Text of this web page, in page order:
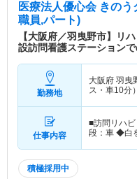
医療法人優心会 きのう
職員,パート)
【大阪府／羽曳野市】リ
設訪問看護ステーション
勤務地
大阪府 羽曳
ス・車10分）
仕事内容
■訪問リハ
段：
積極採用中